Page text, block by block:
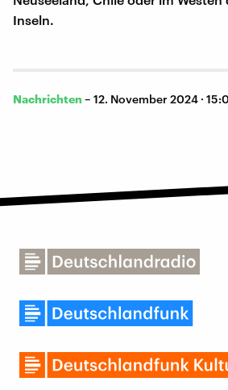
Inseln.
Nachrichten – 12. November 2024 ·